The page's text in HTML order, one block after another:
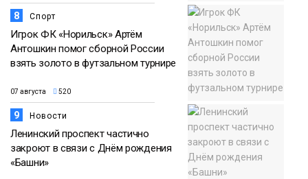
8 Спорт
Игрок ФК «Норильск» Артём
Антошкин помог сборной России
взять золото в футзальном турнире
07 августа 520
9 Новости
Ленинский проспект частично
закроют в связи с Днём рождения
«Башни»